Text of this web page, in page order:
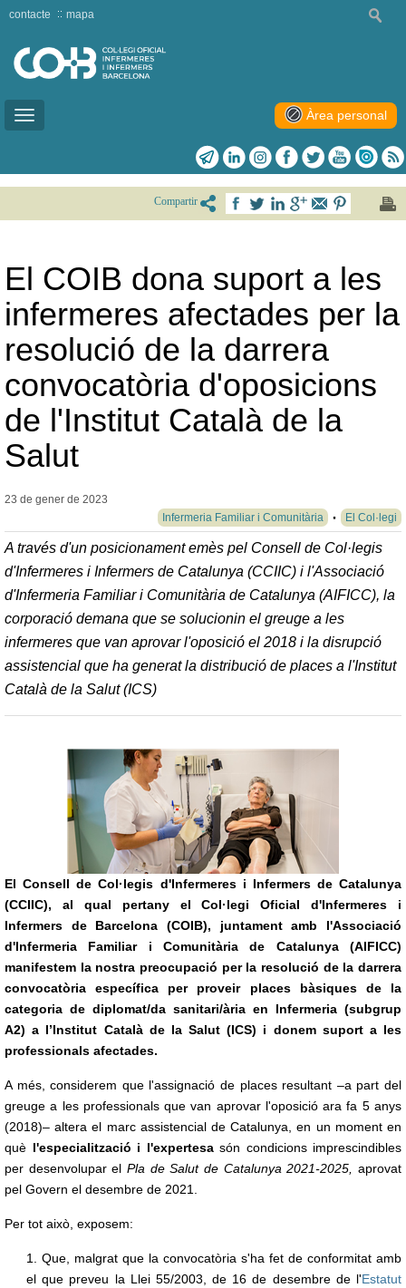
Toggle
contacte mapa
Àrea personal
Compartir
El COIB dona suport a les
infermeres afectades per la
resolució de la darrera
convocatòria d'oposicions
de l'Institut Català de la
Salut
23 de gener de 2023
Infermeria Familiar i Comunitària
El Col·legi
A través d'un posicionament emès pel Consell de Col·legis
d'Infermeres i Infermers de Catalunya (CCIIC) i l'Associació
d'Infermeria Familiar i Comunitària de Catalunya (AIFICC), la
corporació demana que se solucionin el greuge a les
infermeres que van aprovar l'oposició el 2018 i la disrupció
assistencial que ha generat la distribució de places a l'Institut
Català de la Salut (ICS)
El Consell de Col·legis d'Infermeres i Infermers de Catalunya
(CCIIC), al qual pertany el Col·legi Oficial d'Infermeres i
Infermers de Barcelona (COIB), juntament amb l'Associació
d'Infermeria Familiar i Comunitària de Catalunya (AIFICC)
manifestem la nostra preocupació per la resolució de la darrera
convocatòria específica per proveir places bàsiques de la
categoria de diplomat/da sanitari/ària en Infermeria (subgrup
A2) a l’Institut Català de la Salut (ICS) i donem suport a les
professionals afectades.
A més, considerem que l'assignació de places resultant –a part del
greuge a les professionals que van aprovar l'oposició ara fa 5 anys
(2018)– altera el marc assistencial de Catalunya, en un moment en
què l'especialització i l'expertesasón condicions imprescindibles
per desenvolupar el Pla de Salut de Catalunya 2021-2025, aprovat
pel Govern el desembre de 2021.
Per tot això, exposem:
1. Que, malgrat que la convocatòria s'ha fet de conformitat amb
el que preveu la Llei 55/2003, de 16 de desembre de l'Estatut